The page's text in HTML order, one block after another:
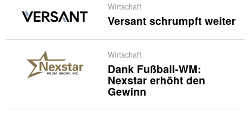
Wirtschaft
Versant schrumpft weiter
Wirtschaft
Dank Fußball-WM:
Nexstar erhöht den
Gewinn